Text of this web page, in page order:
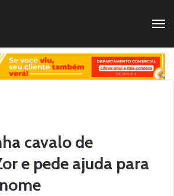
cavalo de
e pede ajuda para